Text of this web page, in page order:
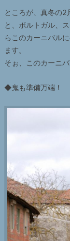
ところが、真冬の2
と、ポルトガル、
らこのカーニバル
ます。
そぉ、このカーニ
◆鬼も準備万端！